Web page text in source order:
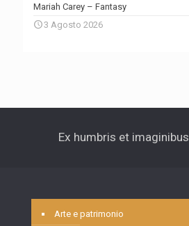
Mariah Carey – Fantasy
3 Agosto 2026
Ex humbris et imaginibus
Arte e patrimonio